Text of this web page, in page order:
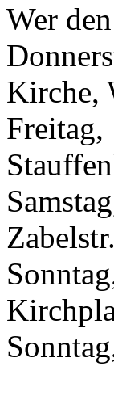
Wer
Kirche,
Freitag,